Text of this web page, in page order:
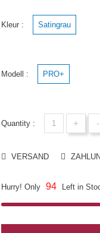
Kleur : Satingrau
Modell : PRO+
Quantity : + -
VERSAND
Hurry! Only 94 Left in